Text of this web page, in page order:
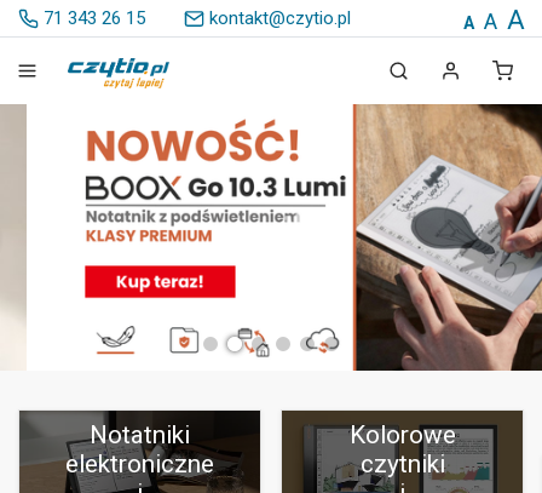
71 343 26 15 kontakt@czytio.pl A A A
Notatniki
elektroniczne
Kolorowe
czytniki